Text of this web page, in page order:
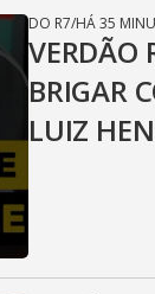
DO R7/HÁ 35
VERDÃO
BRIGAR
LUIZ